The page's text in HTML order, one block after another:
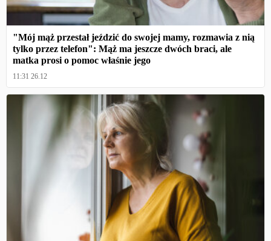
"Mój mąż przestał jeździć do swojej mamy, rozmawia z nią
tylko przez telefon": Mąż ma jeszcze dwóch braci, ale
matka prosi o pomoc właśnie jego
11:31 26.12